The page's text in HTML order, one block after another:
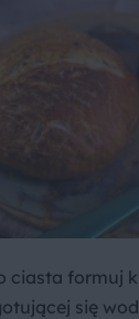
ciasta formuj
się